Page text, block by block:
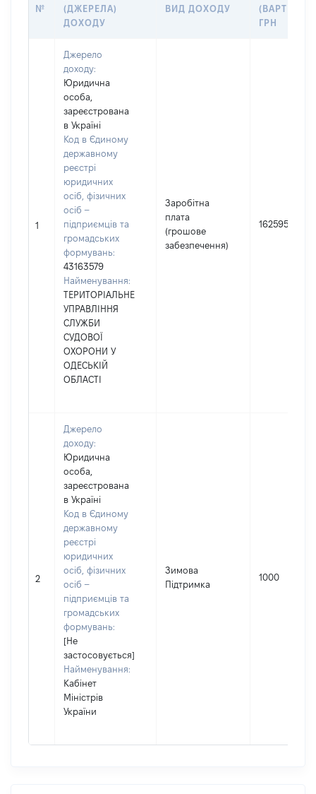
№
(ДЖЕРЕЛА)
ДОХОДУ
ВИД ДОХОДУ
(ВАРТІСТЬ),
ГРН
1
Джерело
доходу:
Юридична
особа,
зареєстрована
в Україні
Код в Єдиному
державному
реєстрі
юридичних
осіб, фізичних
осіб –
підприємців та
громадських
формувань:
43163579
Найменування:
ТЕРИТОРІАЛЬНЕ
УПРАВЛІННЯ
СЛУЖБИ
СУДОВОЇ
ОХОРОНИ У
ОДЕСЬКІЙ
ОБЛАСТІ
Заробітна
плата
(грошове
забезпечення)
162595
2
Джерело
доходу:
Юридична
особа,
зареєстрована
в Україні
Код в Єдиному
державному
реєстрі
юридичних
осіб, фізичних
осіб –
підприємців та
громадських
формувань:
[Не
застосовується]
Найменування:
Кабінет
Міністрів
України
Зимова
Підтримка
1000